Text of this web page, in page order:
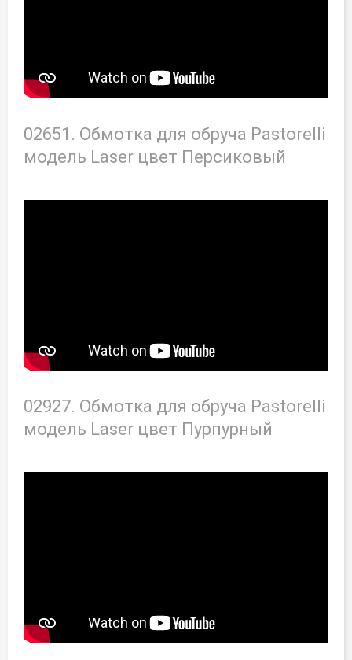
02651. Обмотка для обруча Pastorelli
модель Laser цвет Персиковый
02927. Обмотка для обруча Pastorelli
модель Laser цвет Пурпурный